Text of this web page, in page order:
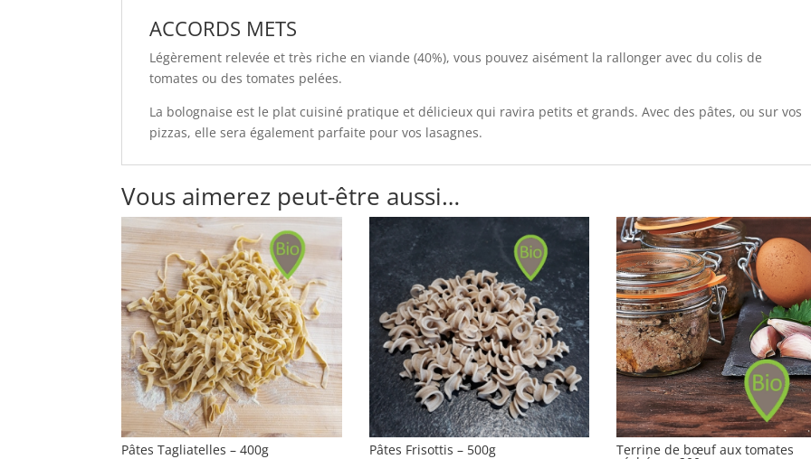
ACCORDS METS
Légèrement relevée et très riche en viande (40%), vous pouvez aisément la rallonger avec du colis de
tomates ou des tomates pelées.
La bolognaise est le plat cuisiné pratique et délicieux qui ravira petits et grands. Avec des pâtes, ou sur vos
pizzas, elle sera également parfaite pour vos lasagnes.
Vous aimerez peut-être aussi…
Pâtes Tagliatelles – 400g Pâtes Frisottis – 500g Terrine de bœuf aux tomates